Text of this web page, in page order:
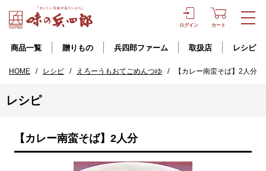
ログイン カート
商品一覧 贈りもの 兵四郎ファーム 取扱店 レシピ
HOME / レシピ / えろーうもおてごめんつゆ / 【カレー南蛮そば】2人分
レシピ
【カレー南蛮そば】2人分